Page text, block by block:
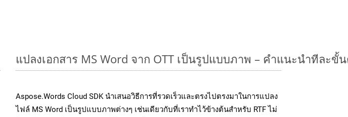
แปลงเอกสาร MS Word จาก OTT เป็นรูปแบบภาพ – คำแนะนำทีละขั้
Aspose.Words Cloud SDK นำเสนอวิธีการที่รวดเร็วและตรงไปตรงมาในการแปลง
ไฟล์ MS Word เป็นรูปแบบภาพต่างๆ เช่นเดียวกับที่เราทำไว้ข้างต้นสำหรับ RTF ไม่